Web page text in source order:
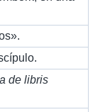
de libris